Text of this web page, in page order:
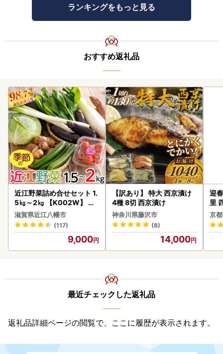
ランキングをもっと見る
おすすめ返礼品
近江野菜詰め合せセット 1.
5㎏～2㎏ 【K002W】 野
菜 旬 新鮮
滋賀県近江八幡市
(117)
9,000
【訳あり】 特大 西京漬け
4種 8切 西京漬け
神奈川県藤沢市
(8)
14,000
迎
里
京
最近チェックした返礼品
返礼品詳細ページの閲覧で、ここに履歴が表示されます。